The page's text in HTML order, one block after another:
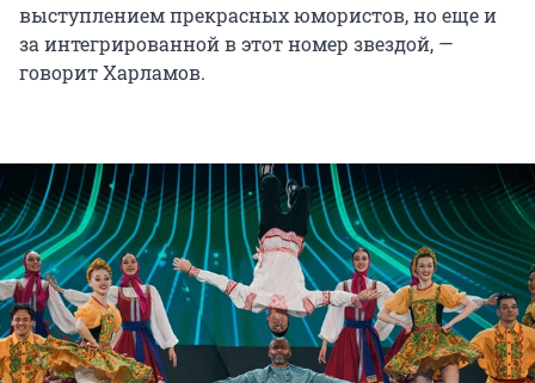
выступлением прекрасных юмористов, но еще и
за интегрированной в этот номер звездой, —
говорит Харламов.